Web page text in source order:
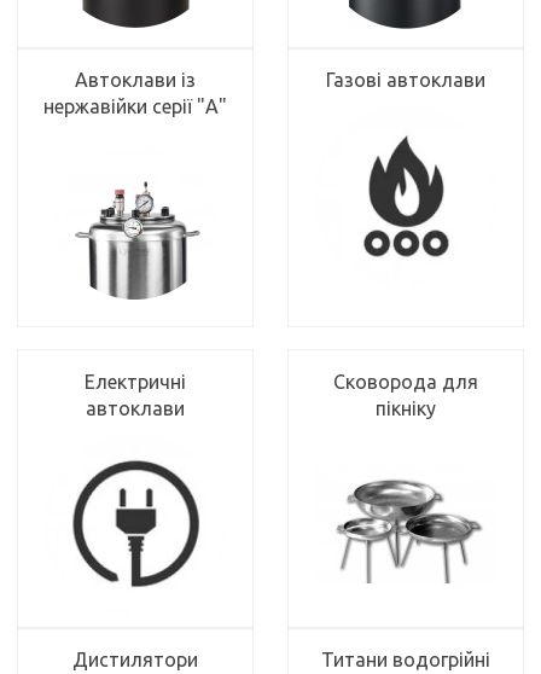
Автоклави із
нержавійки серії "А"
Газові автоклави
Електричні
автоклави
Сковорода для
пікніку
Дистилятори Титани водогрійні